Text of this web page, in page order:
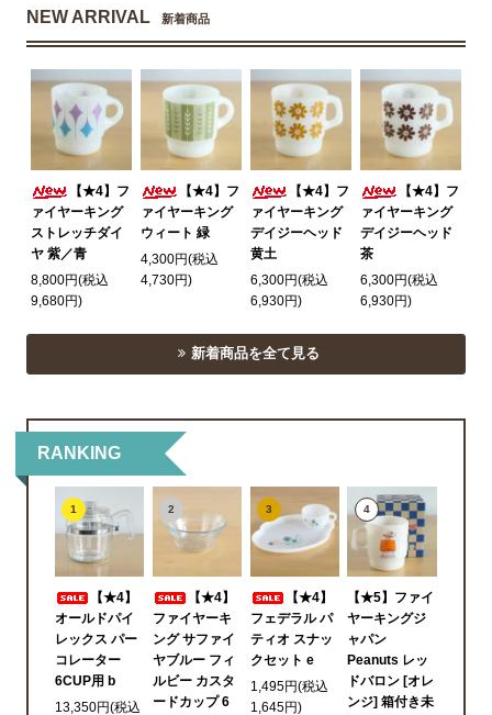
NEW ARRIVAL 新着商品
【★4】フ
ァイヤーキング
ストレッチダイ
ヤ 紫／青
8,800円(税込
9,680円)
【★4】フ
ァイヤーキング
ウィート 緑
4,300円(税込
4,730円)
【★4】フ
ァイヤーキング
デイジーヘッド
黄土
6,300円(税込
6,930円)
【★4】フ
ァイヤーキング
デイジーヘッド
茶
6,300円(税込
6,930円)
新着商品を全て見る
RANKING
1
【★4】
オールドパイ
レックス パー
コレーター
6CUP用 b
13,350円(税込
2
【★4】
ファイヤーキ
ング サファイ
ヤブルー フィ
ルビー カスタ
ードカップ 6
3
【★4】
フェデラル パ
ティオ スナッ
クセット e
1,495円(税込
1,645円)
4
【★5】ファイ
ヤーキングジ
ャパン
Peanuts レッ
ドバロン [オレ
ンジ] 箱付き未